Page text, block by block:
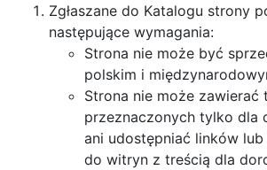
Zgłaszane do Katalogu strony
następujące wymagania:
Strona nie może być
polskim i
Strona nie może zawierać
przeznaczonych tylko dla
ani udostępniać linków
do witryn z treścią dla